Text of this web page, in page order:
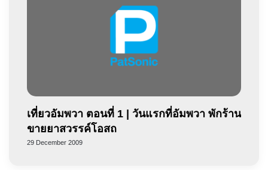
เที่ยวอัมพวา ตอนที่ 1 | วันแรกที่อัมพวา พักร้าน
ขายยาสวรรค์โอสถ
29 December 2009